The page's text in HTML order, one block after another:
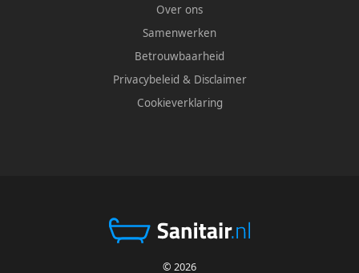
Over ons
Samenwerken
Betrouwbaarheid
Privacybeleid & Disclaimer
Cookieverklaring
© 2026